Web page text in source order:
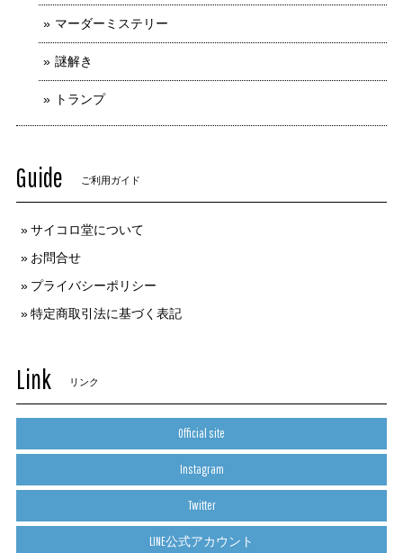
マーダーミステリー
謎解き
トランプ
Guide ご利用ガイド
サイコロ堂について
お問合せ
プライバシーポリシー
特定商取引法に基づく表記
Link リンク
Official site
Instagram
Twitter
LINE公式アカウント